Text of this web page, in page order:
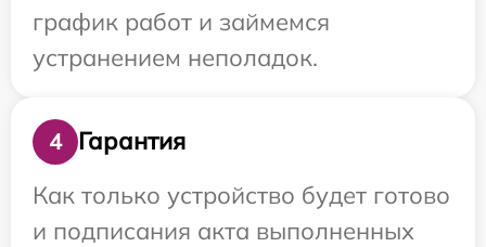
график работ и займемся
устранением неполадок.
4
Гарантия
Как только устройство будет готово
и подписания акта выполненных